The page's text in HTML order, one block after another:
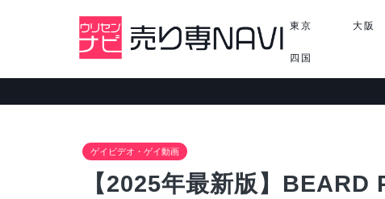
東京 大阪
四国
ゲイビデオ・ゲイ動画
【2025年最新版】